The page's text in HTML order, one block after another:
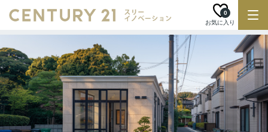
お気に入り
0